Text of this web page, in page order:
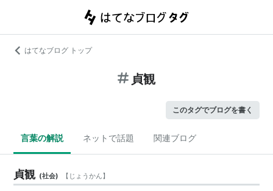
はてなブログ トップ
貞観
このタグでブログを書く
言葉の解説 ネットで話題 関連ブログ
貞観 (社会) 【 じょうかん】